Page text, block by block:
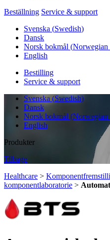
Beställning Service & support
Svenska (Swedish)
Dansk
Norsk bokmål (Norwegian
English
Bestilling
Service & support
Svenska (Swedish)
Dansk
Norsk bokmål (Norwegian
English
Produkter
Tilbage
Healthcare >
komponentlaboratorie >